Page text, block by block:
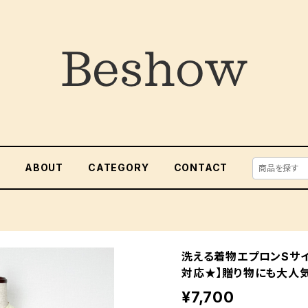
ABOUT CATEGORY CONTACT
洗える着物エプロンSサ
対応★】贈り物にも大人
¥7,700